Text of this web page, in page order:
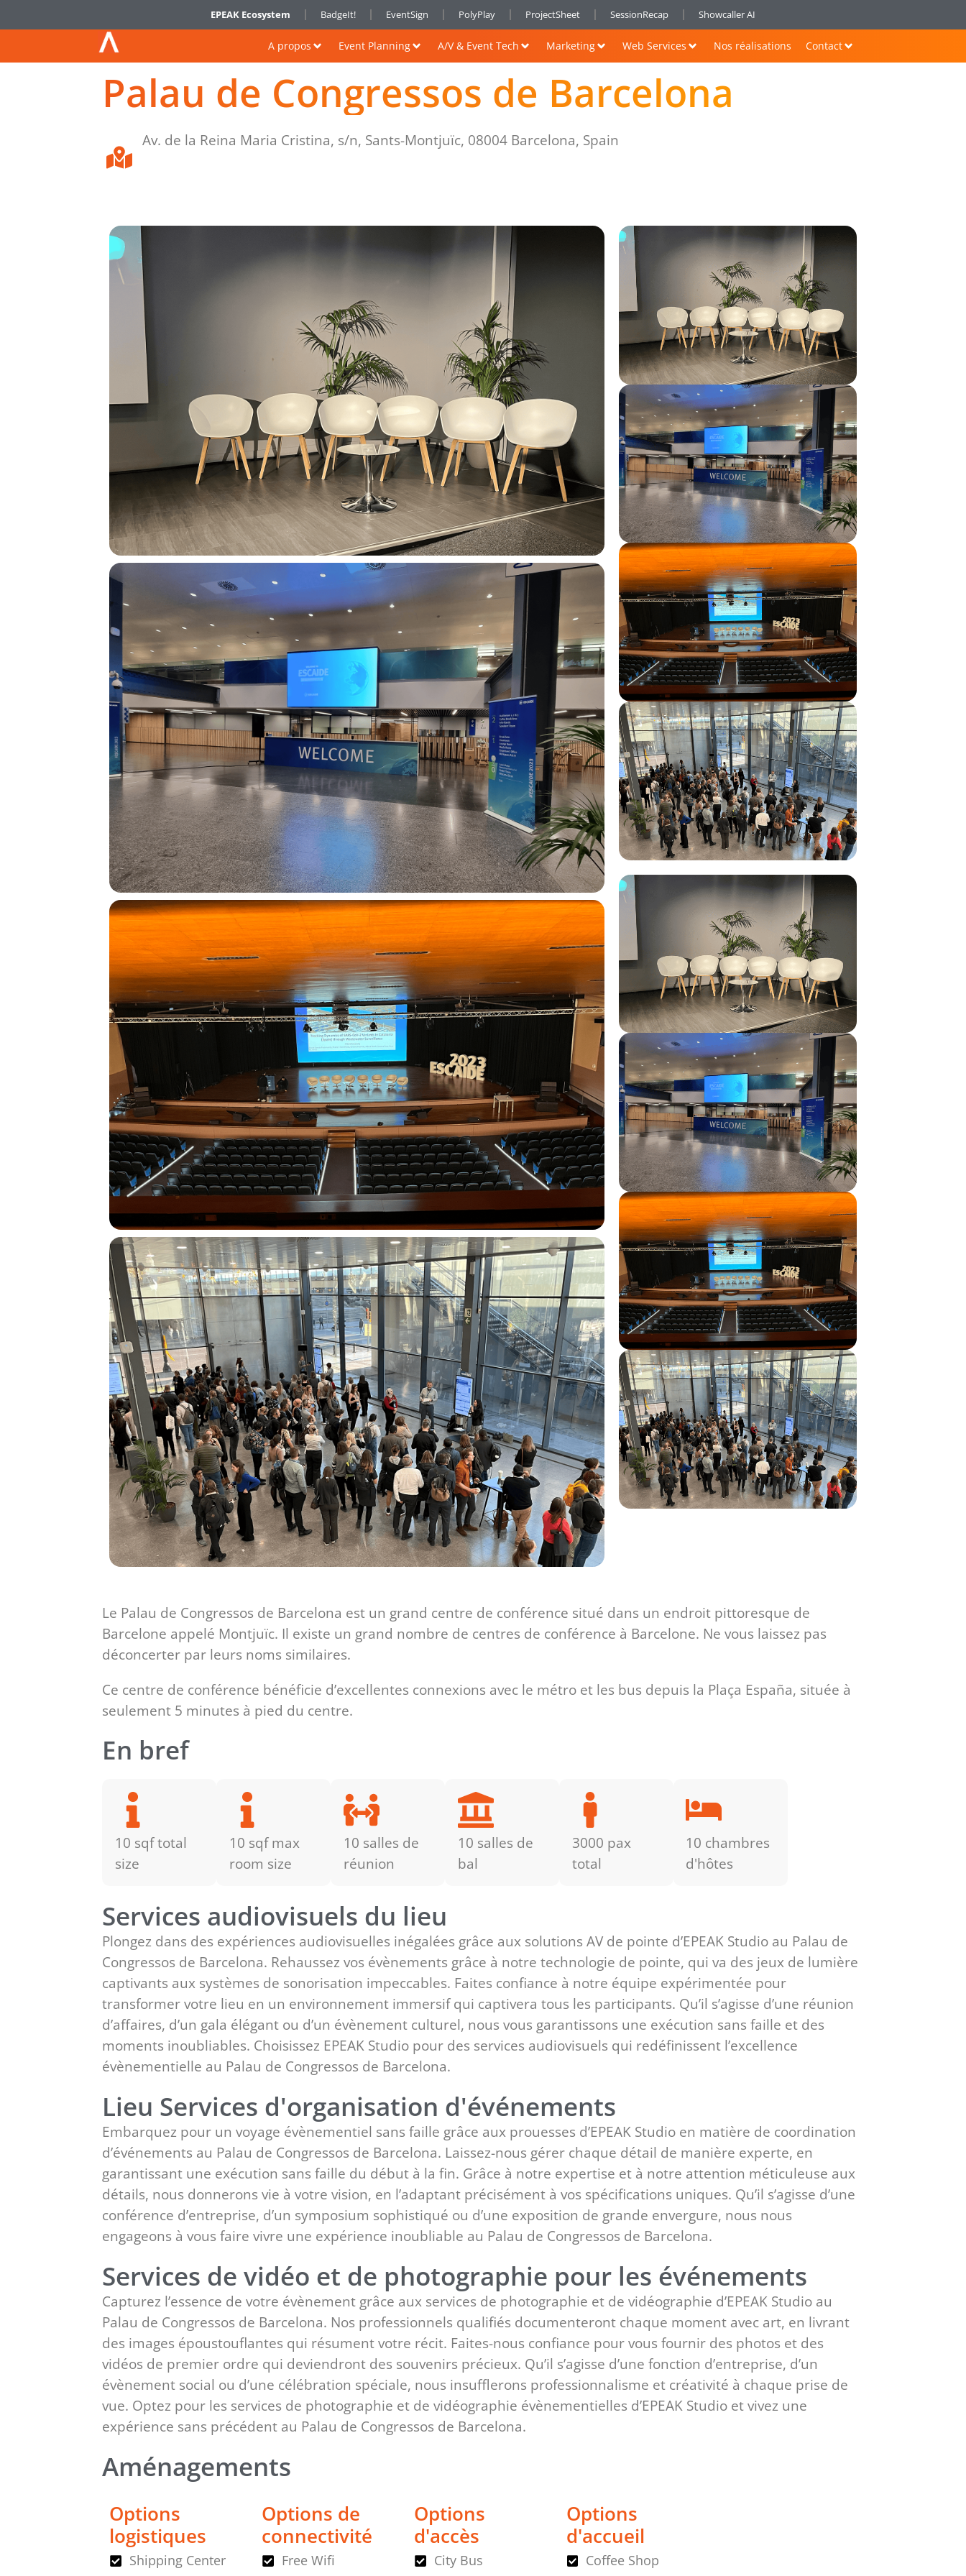
EPEAK Ecosystem BadgeIt! EventSign PolyPlay ProjectSheet SessionRecap Showcaller AI
A propos Event Planning A/V & Event Tech Marketing Web Services Nos réalisations Contact
Palau de Congressos de Barcelona
Av. de la Reina Maria Cristina, s/n, Sants-Montjuïc, 08004 Barcelona, Spain
Le Palau de Congressos de Barcelona est un grand centre de conférence situé dans un endroit pittoresque de
Barcelone appelé Montjuïc. Il existe un grand nombre de centres de conférence à Barcelone. Ne vous laissez pas
déconcerter par leurs noms similaires.
Ce centre de conférence bénéficie d’excellentes connexions avec le métro et les bus depuis la Plaça España, située à
seulement 5 minutes à pied du centre.
En bref
10 sqf total
size
10 sqf max
room size
10 salles de
réunion
10 salles de
bal
3000 pax
total
10 chambres
d'hôtes
Services audiovisuels du lieu
Plongez dans des expériences audiovisuelles inégalées grâce aux solutions AV de pointe d’EPEAK Studio au Palau de
Congressos de Barcelona. Rehaussez vos évènements grâce à notre technologie de pointe, qui va des jeux de lumière
captivants aux systèmes de sonorisation impeccables. Faites confiance à notre équipe expérimentée pour
transformer votre lieu en un environnement immersif qui captivera tous les participants. Qu’il s’agisse d’une réunion
d’affaires, d’un gala élégant ou d’un évènement culturel, nous vous garantissons une exécution sans faille et des
moments inoubliables. Choisissez EPEAK Studio pour des services audiovisuels qui redéfinissent l’excellence
évènementielle au Palau de Congressos de Barcelona.
Lieu Services d'organisation d'événements
Embarquez pour un voyage évènementiel sans faille grâce aux prouesses d’EPEAK Studio en matière de coordination
d’événements au Palau de Congressos de Barcelona. Laissez-nous gérer chaque détail de manière experte, en
garantissant une exécution sans faille du début à la fin. Grâce à notre expertise et à notre attention méticuleuse aux
détails, nous donnerons vie à votre vision, en l’adaptant précisément à vos spécifications uniques. Qu’il s’agisse d’une
conférence d’entreprise, d’un symposium sophistiqué ou d’une exposition de grande envergure, nous nous
engageons à vous faire vivre une expérience inoubliable au Palau de Congressos de Barcelona.
Services de vidéo et de photographie pour les événements
Capturez l’essence de votre évènement grâce aux services de photographie et de vidéographie d’EPEAK Studio au
Palau de Congressos de Barcelona. Nos professionnels qualifiés documenteront chaque moment avec art, en livrant
des images époustouflantes qui résument votre récit. Faites-nous confiance pour vous fournir des photos et des
vidéos de premier ordre qui deviendront des souvenirs précieux. Qu’il s’agisse d’une fonction d’entreprise, d’un
évènement social ou d’une célébration spéciale, nous insufflerons professionnalisme et créativité à chaque prise de
vue. Optez pour les services de photographie et de vidéographie évènementielles d’EPEAK Studio et vivez une
expérience sans précédent au Palau de Congressos de Barcelona.
Aménagements
Options
logistiques
Shipping Center
Options de
connectivité
Free Wifi
Options
d'accès
City Bus
Options
d'accueil
Coffee Shop